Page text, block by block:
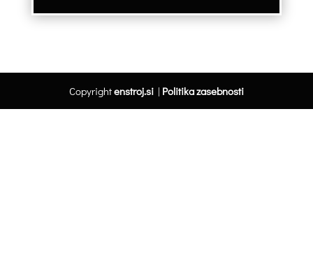
Copyrightenstroj.si| Politika zasebnosti